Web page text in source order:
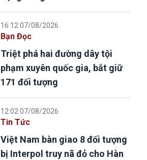
16:12 07/08/2026
Bạn Đọc
Triệt phá hai đường dây tội
phạm xuyên quốc gia, bắt giữ
171 đối tượng
12:02 07/08/2026
Tin Tức
Việt Nam bàn giao 8 đối tượng
bị Interpol truy nã đỏ cho Hàn